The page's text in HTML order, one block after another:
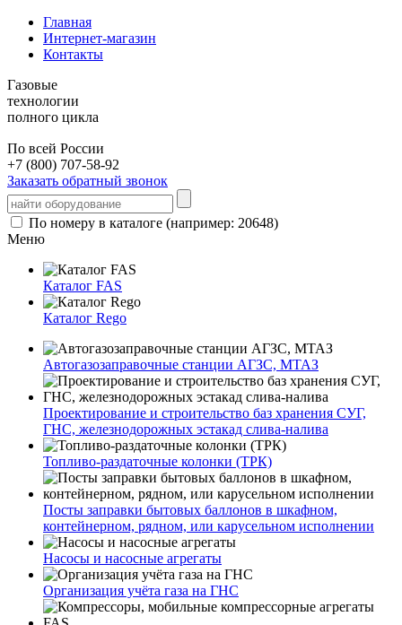
Главная
Интернет-магазин
Контакты
Газовые
технологии
полного цикла
По всей России
+7 (800) 707-58-92
Заказать обратный звонок
По номеру в каталоге (например: 20648)
Меню
Каталог FAS
Каталог Rego
Автогазозаправочные станции АГЗС, МТАЗ
Проектирование и строительство баз хранения СУГ,
ГНС, железнодорожных эстакад слива-налива
Топливо-раздаточные колонки (ТРК)
Посты заправки бытовых баллонов в шкафном,
контейнерном, рядном, или карусельном исполнении
Насосы и насосные агрегаты
Организация учёта газа на ГНС